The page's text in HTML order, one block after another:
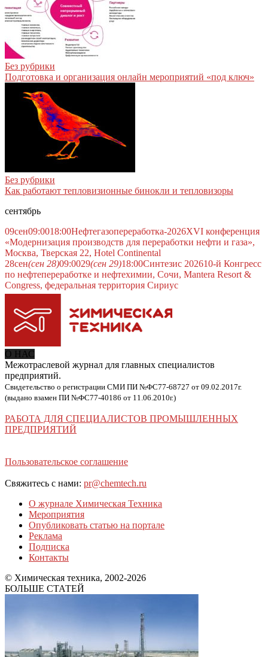
Без рубрики
Подготовка и организация онлайн мероприятий «под ключ»
Без рубрики
Как работают тепловизионные бинокли и тепловизоры
сентябрь
09сен09:0018:00Нефтегазопереработка-2026XVI конференция
«Модернизация производств для переработки нефти и газа»,
Москва, Тверская 22, Hotel Continental
28сен(сен 28)09:0029(сен 29)18:00Синтезис 202610-й Конгресс
по нефтепереработке и нефтехимии, Сочи, Mantera Resort &
Congress, федеральная территория Сириус
О НАС
Межотраслевой журнал для главных специалистов
предприятий.
Свидетельство о регистрации СМИ ПИ №ФС77-68727 от 09.02.2017г.
(выдано взамен ПИ №ФС77-40186 от 11.06.2010г.)
РАБОТА ДЛЯ СПЕЦИАЛИСТОВ ПРОМЫШЛЕННЫХ
ПРЕДПРИЯТИЙ
Пользовательское соглашение
Свяжитесь с нами: pr@chemtech.ru
О журнале Химическая Техника
Мероприятия
Опубликовать статью на портале
Реклама
Подписка
Контакты
© Химическая техника, 2002-2026
БОЛЬШЕ СТАТЕЙ